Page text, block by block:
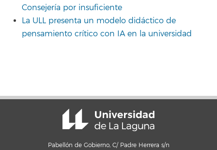
Consejería por insuficiente
La ULL presenta un modelo didáctico de
pensamiento crítico con IA en la universidad
Pabellón de Gobierno, C/ Padre Herrera s/n